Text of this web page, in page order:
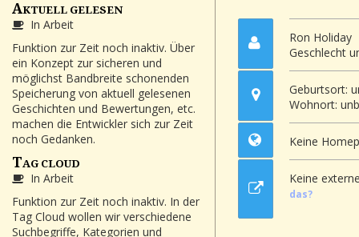
Ron Holiday
Geschlecht
Geburtsort:
Wohnort:
Keine
Keine
das?
AKTUELL GELESEN
In Arbeit
Funktion zur Zeit noch inaktiv. Über
ein Konzept zur sicheren und
möglichst Bandbreite schonenden
Speicherung von aktuell gelesenen
Geschichten und Bewertungen, etc.
machen die Entwickler sich zur Zeit
noch Gedanken.
TAG CLOUD
In Arbeit
Funktion zur Zeit noch inaktiv. In der
Tag Cloud wollen wir verschiedene
Suchbegriffe, Kategorien und